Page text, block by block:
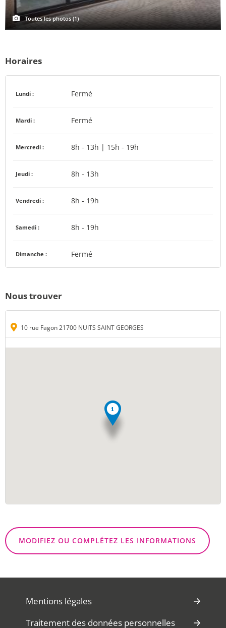
Toutes les photos (1)
Horaires
Lundi : Fermé
Mardi : Fermé
Mercredi : 8h - 13h | 15h - 19h
Jeudi : 8h - 13h
Vendredi : 8h - 19h
Samedi : 8h - 19h
Dimanche : Fermé
Nous trouver
10 rue Fagon 21700 NUITS SAINT GEORGES
MODIFIEZ OU COMPLÉTEZ LES INFORMATIONS
Mentions légales
Traitement des données personnelles